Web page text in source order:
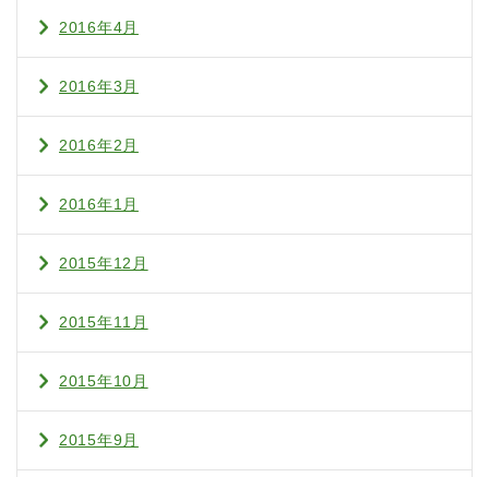
2016年4月
2016年3月
2016年2月
2016年1月
2015年12月
2015年11月
2015年10月
2015年9月